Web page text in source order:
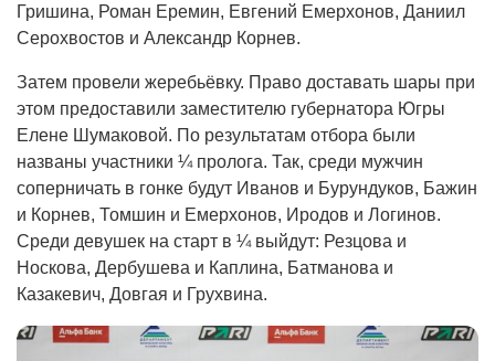
Гришина, Роман Еремин, Евгений Емерхонов, Даниил
Серохвостов и Александр Корнев.
Затем провели жеребьёвку. Право доставать шары при
этом предоставили заместителю губернатора Югры
Елене Шумаковой. По результатам отбора были
названы участники ¼ пролога. Так, среди мужчин
соперничать в гонке будут Иванов и Бурундуков, Бажин
и Корнев, Томшин и Емерхонов, Иродов и Логинов.
Среди девушек на старт в ¼ выйдут: Резцова и
Носкова, Дербушева и Каплина, Батманова и
Казакевич, Довгая и Грухвина.